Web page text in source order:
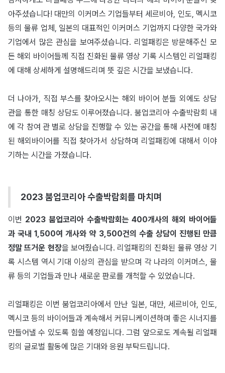
아주셨습니다! 대만의 이커머스 기업들부터 세르비아, 인도, 멕시코
등의 물류 업체, 일본의 대표적인 이커머스 기업까지 다양한 국가와
기업에서 많은 관심을 보여주셨습니다. 리얼패킹은 방문해주신 모
든 해외 바이어들께 직접 진화된 물류 영상 기록 시스템인 리얼패킹
에 대해 상세하게 설명해드리며 뜻 깊은 시간을 보냈습니다.
더 나아가, 직접 부스를 찾아오시는 해외 바이어 분들 외에도 상담
관을 통한 매칭 상담도 이루어졌습니다. 붐업코리아 수출박람회 내
에 각 참여 관 별로 상담을 진행할 수 있는 공간을 통해 사전에 매칭
된 해외바이어를 직접 찾아가서 상담하며 리얼패킹에 대해서 이야
기하는 시간을 가졌습니다.
2023 붐업코리아 수출박람회를 마치며
이번 2023 붐업코리아 수출박람회는 400개사의 해외 바이어들
과 국내 1,500여 개사와 약 3,500건의 수출 상담이 진행된 만큼
정말 뜨거운 현장을 보여줬습니다. 리얼패킹의 진화된 물류 영상 기
록 시스템 역시 기대 이상의 관심을 받으며 각 나라의 이커머스, 물
류 등의 기업들과 만나 새로운 판로를 개척할 수 있었습니다.
리얼패킹은 이번 붐업코리아에서 만난 일본, 대만, 세르비아, 인도,
멕시코 등의 바이어들과 계속해서 커뮤니케이션하며 좋은 시너지를
만들어낼 수 있도록 힘쓸 예정입니다. 그럼 앞으로도 계속될 리얼패
킹의 글로벌 활동에 많은 기대와 응원 부탁드립니다.